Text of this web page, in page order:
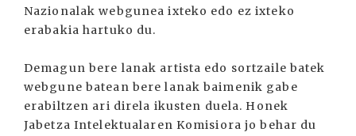
Nazionalak webgunea ixteko edo ez ixteko
erabakia hartuko du.
Demagun bere lanak artista edo sortzaile batek
webgune batean bere lanak baimenik gabe
erabiltzen ari direla ikusten duela. Honek
Jabetza Intelektualaren Komisiora jo behar du